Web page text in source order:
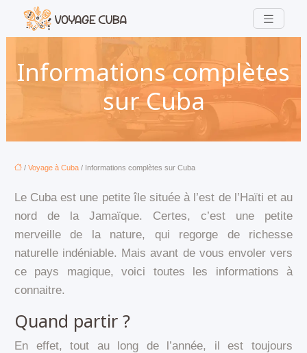
Informations complètes
sur Cuba
/ Voyage à Cuba/ Informations complètes sur Cuba
Le Cuba est une petite île située à l’est de l’Haïti et au
nord de la Jamaïque. Certes, c’est une petite
merveille de la nature, qui regorge de richesse
naturelle indéniable. Mais avant de vous envoler vers
ce pays magique, voici toutes les informations à
connaitre.
Quand partir ?
En effet, tout au long de l’année, il est toujours